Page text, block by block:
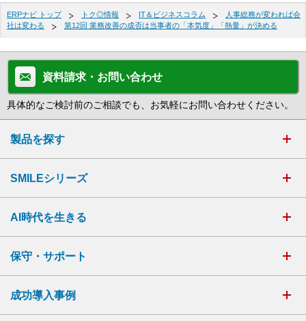
ERPナビ トップ トク◎情報 IT＆ビジネスコラム
人事総務が変われば会
社は変わる
第12回 業務改善の成否は当事者の「本気度」「熱量」が決める
資料請求・お問い合わせ
具体的なご検討前のご相談でも、お気軽にお問い合わせください。
製品を探す
SMILEシリーズ
AI時代を生きる
保守・サポート
成功導入事例